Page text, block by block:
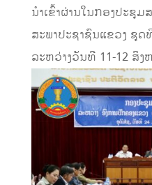
ນຳເຂົ້າຜ່ານໃນກອງປະຊຸ
ສະພາປະຊາຊົນແຂວງ ຊຸດ
ລະຫວ່າງວັນທີ 11-12 ສິງ